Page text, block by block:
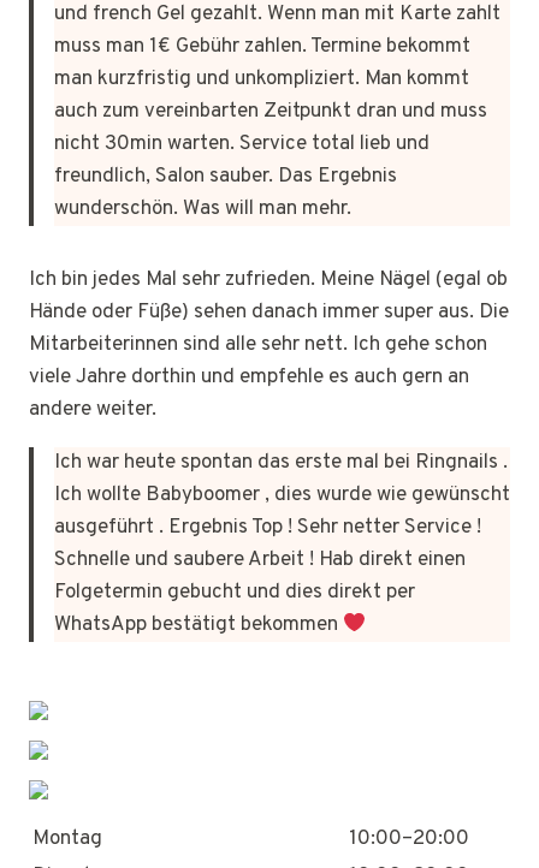
und french Gel gezahlt. Wenn man mit Karte zahlt
muss man 1€ Gebühr zahlen. Termine bekommt
man kurzfristig und unkompliziert. Man kommt
auch zum vereinbarten Zeitpunkt dran und muss
nicht 30min warten. Service total lieb und
freundlich, Salon sauber. Das Ergebnis
wunderschön. Was will man mehr.
Ich bin jedes Mal sehr zufrieden. Meine Nägel (egal ob
Hände oder Füße) sehen danach immer super aus. Die
Mitarbeiterinnen sind alle sehr nett. Ich gehe schon
viele Jahre dorthin und empfehle es auch gern an
andere weiter.
Ich war heute spontan das erste mal bei Ringnails .
Ich wollte Babyboomer , dies wurde wie gewünscht
ausgeführt . Ergebnis Top ! Sehr netter Service !
Schnelle und saubere Arbeit ! Hab direkt einen
Folgetermin gebucht und dies direkt per
WhatsApp bestätigt bekommen
Montag
10:00–20:00